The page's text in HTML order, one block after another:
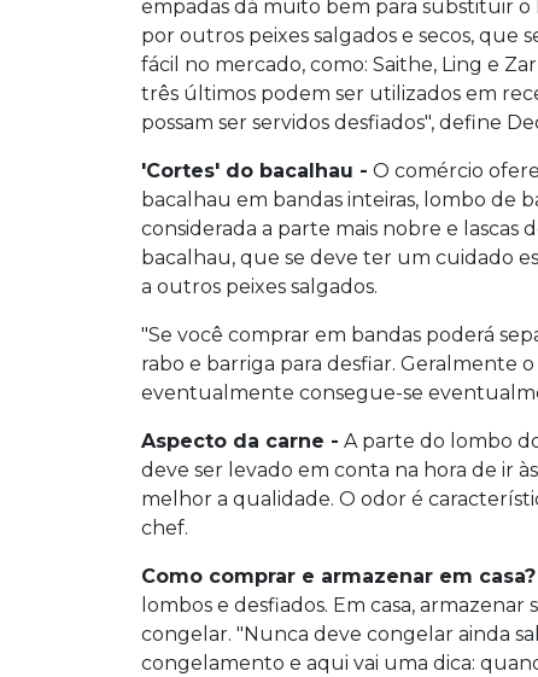
empadas dá muito bem para substituir
por outros peixes salgados e secos, que
fácil no mercado, como: Saithe, Ling e
três últimos podem ser utilizados em
possam ser servidos desfiados", define
'Cortes' do bacalhau - O comércio
bacalhau em bandas inteiras, lombo de
considerada a parte mais nobre e lascas
bacalhau, que se deve ter um cuidado
a outros peixes salgados.
"Se você comprar em bandas poderá
rabo e barriga para desfiar. Geralmente
eventualmente consegue-se
Aspecto da carne - A parte do lombo
deve ser levado em conta na hora de ir
melhor a qualidade. O odor é
chef.
Como comprar e armazenar em
lombos e desfiados. Em casa,
congelar. "Nunca deve congelar ainda
congelamento e aqui vai uma dica: